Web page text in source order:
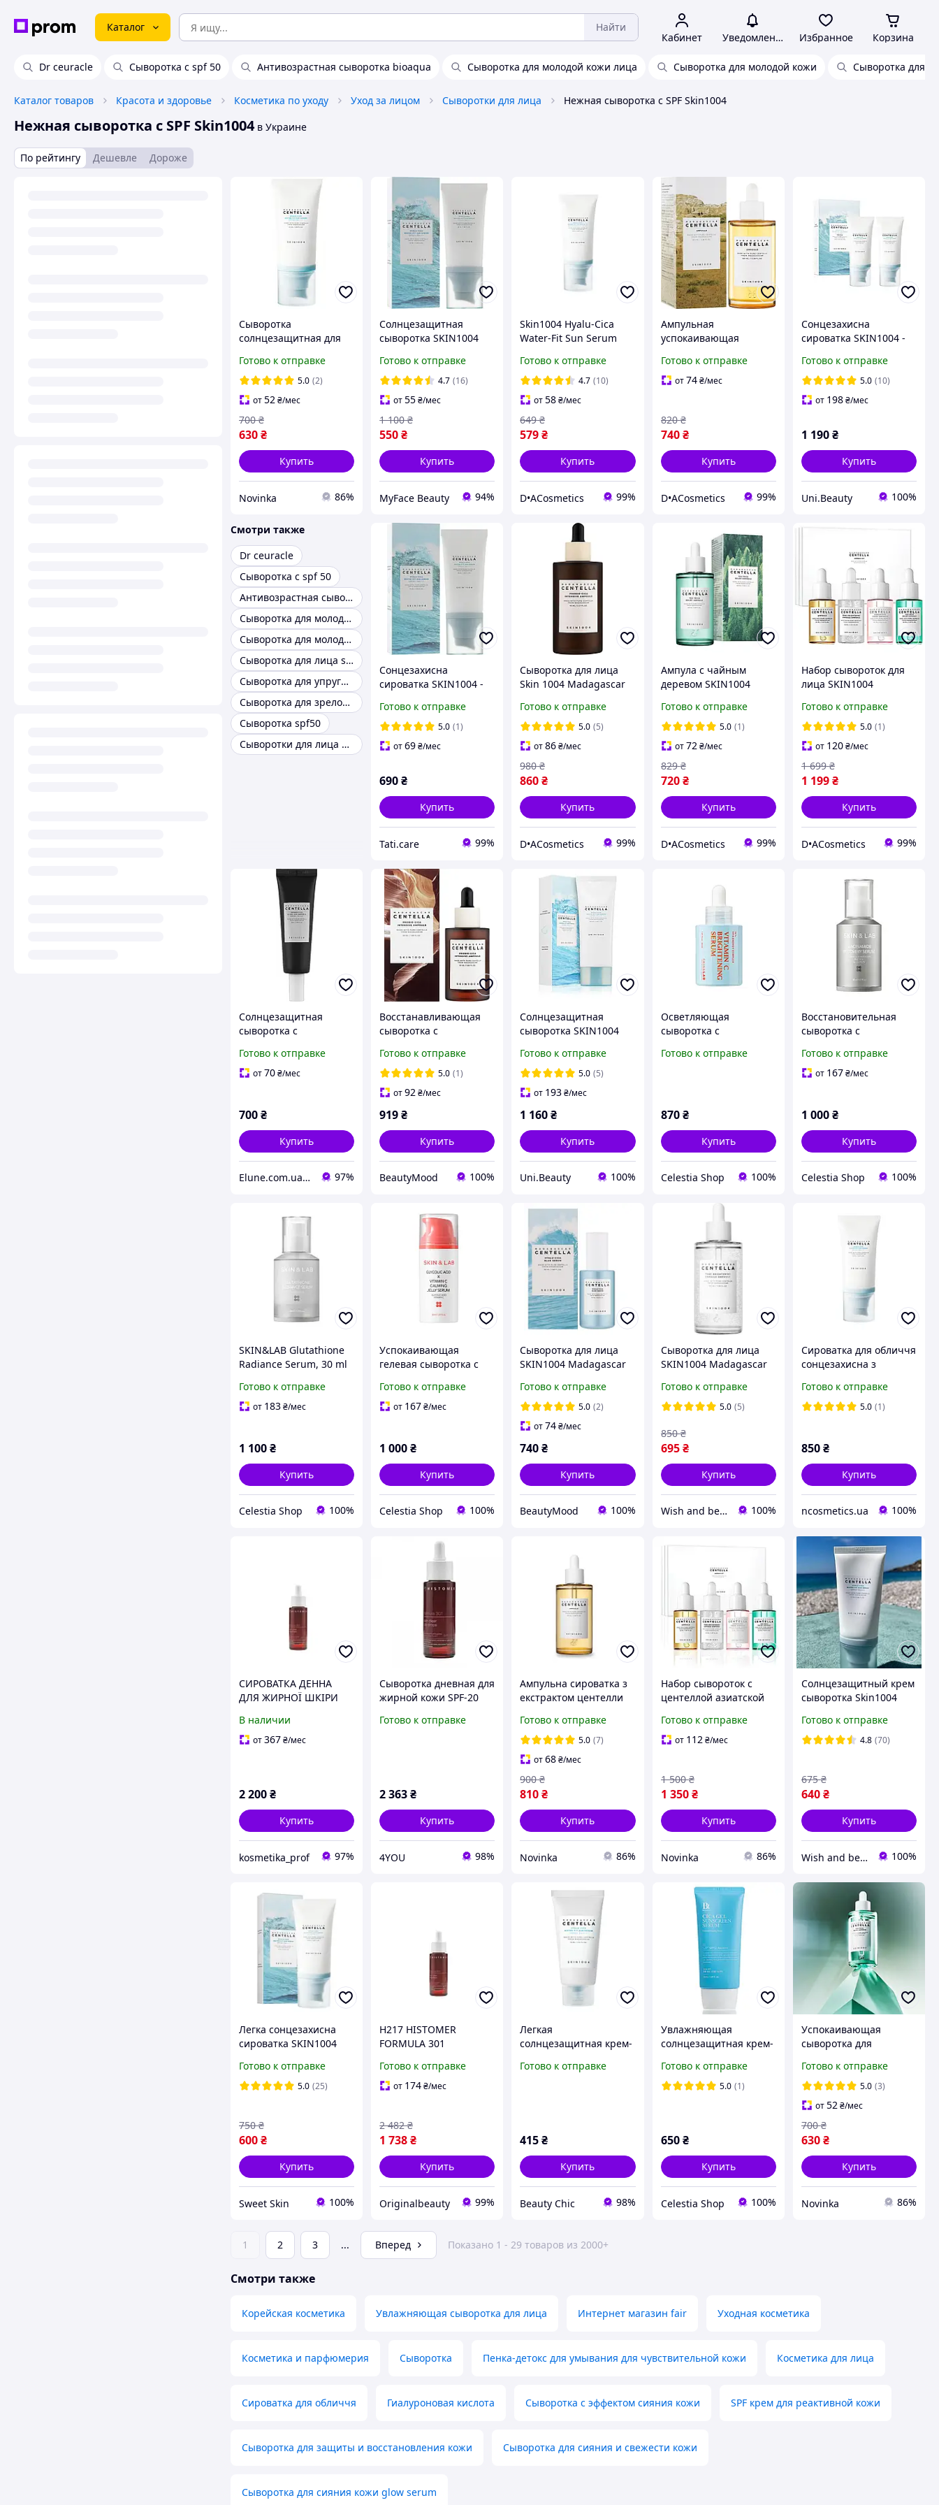
Каталог Найти
Кабинет Уведомления Избранное Корзина
Dr ceuracle Сыворотка с spf 50 Антивозрастная сыворотка bioaqua Сыворотка для молодой кожи лица Сыворотка для молодой кожи Сыворотка для
Каталог товаров Красота и здоровье Косметика по уходу Уход за лицом Сыворотки для лица Нежная сыворотка с SPF Skin1004
Нежная сыворотка с SPF Skin1004 в Украине
По рейтингу Дешевле Дороже
Сыворотка
солнцезащитная для
Madagascar Centella
Hyalu-Cica Water-Fit
Sun Serum SPF50+ 50
мл
Готово к отправке
5.0 (2)
от52₴/мес
630₴
700 ₴
Купить
Novinka 86%
Солнцезащитная
сыворотка SKIN1004
Hyalu Cica Water Fit Sun
Serum (SPF50+ PA++++)
50ml
Готово к отправке
4.7 (16)
от55₴/мес
550₴
1 100 ₴
Купить
MyFace Beauty 94%
Skin1004 Hyalu-Cica
Water-Fit Sun Serum
Солнцезащитная
сыворотка, 50мл
Готово к отправке
4.7 (10)
от58₴/мес
579₴
649 ₴
Купить
D•ACosmetics 99%
Ампульная
успокаивающая
азиатской центеллой
Skin 1004 Madagascar
Готово к отправке
от74 ₴/мес
740 ₴
820 ₴
Купить
D•ACosmetics 99%
Сонцезахисна
сироватка SKIN1004 -
Hyalu-Cica Water-Fit
Sun Serum SPF50+
PA++++ (50ml x 2 pcs)
Готово к отправке
5.0 (10)
от 198₴/мес
1 190₴
Купить
Uni.Beauty 100%
Смотри также
Dr ceuracle
Сыворотка с spf 50
Антивозрастная сыворотка bioaqua
Сыворотка для молодой кожи лица
Сыворотка для молодой кожи
Сыворотка для лица skin
Сыворотка для упругости кожи лица
Сыворотка для зрелой кожи лица
Сыворотка spf50
Сыворотки для лица derma
Сонцезахисна
сироватка SKIN1004 -
Hyalu-Cica Water-Fit
Sun Serum SPF50+
PA++++ (50ml)
Готово к отправке
5.0 (1)
от69₴/мес
690₴
Купить
Tati.care 99%
Сыворотка для лица
Skin 1004 Madagascar
Intensive Ampoule 95ml
Готово к отправке
5.0 (5)
от86₴/мес
860₴
980 ₴
Купить
D•ACosmetics 99%
Ампула с чайным
деревом SKIN1004
CENTELLA TEA-TRICA
RELIEF AMPOULE
Готово к отправке
5.0 (1)
от72 ₴/мес
720 ₴
829 ₴
Купить
D•ACosmetics 99%
Набор сывороток для
лица SKIN1004
Ampoule Kit 30 мл*4pcs
Готово к отправке
5.0 (1)
от 120₴/мес
1 199₴
1 699 ₴
Купить
D•ACosmetics 99%
Солнцезащитная
сыворотка с
SKIN1004 Madagascar
Centella Probio-Cica
Готово к отправке
от70₴/мес
700₴
Купить
Elune.com.ua Косметика и Духи 97%
Восстанавливающая
сыворотка с
центеллой - SKIN1004
Madagascar Centella
Probio-Cica Intensive
Готово к отправке
5.0 (1)
от92 ₴/мес
919₴
Купить
BeautyMood 100%
Солнцезащитная
сыворотка SKIN1004
Hyalu-Cica Water-Fit
Sun Serum SPF50+
PA++++, 50 ml
Готово к отправке
5.0 (5)
от 193₴/мес
1 160₴
Купить
Uni.Beauty 100%
Осветляющая
сыворотка с
Vitamin C Brightening
Готово к отправке
870 ₴
Купить
Celestia Shop 100%
Восстановительная
сыворотка с
SKIN&LAB Niacinamide
Recovery Serum 30 ml
Готово к отправке
от 167₴/мес
1 000₴
Купить
Celestia Shop 100%
SKIN&LAB Glutathione
Radiance Serum, 30 ml
сироватка з
глутатіоном
Готово к отправке
от 183₴/мес
1 100₴
Купить
Celestia Shop 100%
Успокаивающая
гелевая сыворотка с
витамином C SKIN&LAB
Glycolic Acid Vitamin C
Готово к отправке
от 167₴/мес
1 000₴
Купить
Celestia Shop 100%
Сыворотка для лица
SKIN1004 Madagascar
Blue Serum 50ml
Готово к отправке
5.0 (2)
от74₴/мес
740₴
Купить
BeautyMood 100%
Сыворотка для лица
SKIN1004 Madagascar
Brightening Capsule
Ampoule 100 мл
Готово к отправке
5.0 (5)
695 ₴
850 ₴
Купить
Wish and beauty 100%
Сироватка для обличчя
сонцезахисна з
та екстрактом
азіатської центелли
Готово к отправке
5.0 (1)
850₴
Купить
ncosmetics.ua 100%
СИРОВАТКА ДЕННА
ДЛЯ ЖИРНОЇ ШКІРИ
Histomer
В наличии
от367₴/мес
2 200₴
Купить
kosmetika_prof 97%
Сыворотка дневная для
жирной кожи SPF-20
Skin Clear Day Drops, 27
Готово к отправке
2 363₴
Купить
4YOU 98%
Ампульна сироватка з
екстрактом центелли
Centella Ampoule 100ml
(Прим'яте паковання!)
Готово к отправке
5.0 (7)
от68₴/мес
810₴
900 ₴
Купить
Novinka 86%
Набор сывороток с
центеллой азиатской
Ampoule Kit SKIN1004
Готово к отправке
от 112 ₴/мес
1 350 ₴
1 500 ₴
Купить
Novinka 86%
Солнцезащитный крем
сыворотка Skin1004
Hyalu-cica Water-fit Sun
Serum SPF50+ PA++++
Готово к отправке
4.8 (70)
640₴
675 ₴
Купить
Wish and beauty 100%
Легка сонцезахисна
сироватка SKIN1004
Hyalu-Cica Water-Fit
Sun Serum
Готово к отправке
5.0 (25)
600₴
750 ₴
Купить
Sweet Skin 100%
H217 HISTOMER
FORMULA 301
жирної шкіри SKIN
CLEAR DAY DROPS SPF
Готово к отправке
от 174₴/мес
1 738₴
2 482 ₴
Купить
Originalbeauty 99%
Легкая
солнцезащитная крем-
Madagascar Centella
Готово к отправке
415₴
Купить
Beauty Chic 98%
Увлажняющая
солнцезащитная крем-
Benton CICA Gel
Sunscreen Serum
Готово к отправке
5.0 (1)
650 ₴
Купить
Celestia Shop 100%
Успокаивающая
сыворотка для
SKIN1004 Madagascar
Centella Tea Trica Relief
Ampoule 100 ml
Готово к отправке
5.0 (3)
от52₴/мес
630₴
700 ₴
Купить
Novinka 86%
1 2 3 ... Вперед Показано 1 - 29 товаров из 2000+
Смотри также
Корейская косметика Увлажняющая сыворотка для лица Интернет магазин fair Уходная косметика
Косметика и парфюмерия Сыворотка Пенка-детокс для умывания для чувствительной кожи Косметика для лица
Сироватка для обличчя Гиалуроновая кислота Сыворотка с эффектом сияния кожи SPF крем для реактивной кожи
Сыворотка для защиты и восстановления кожи Сыворотка для сияния и свежести кожи
Сыворотка для сияния кожи glow serum